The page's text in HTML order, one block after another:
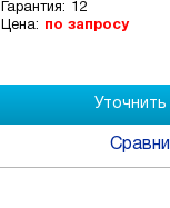
Гарантия:
12
Цена:
по запросу